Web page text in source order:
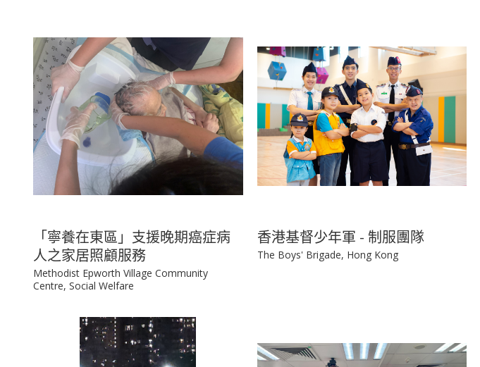
「寧養在東區」支援晚期癌症病
人之家居照顧服務
Methodist Epworth Village Community
Centre, Social Welfare
香港基督少年軍 - 制服團隊
The Boys' Brigade, Hong Kong